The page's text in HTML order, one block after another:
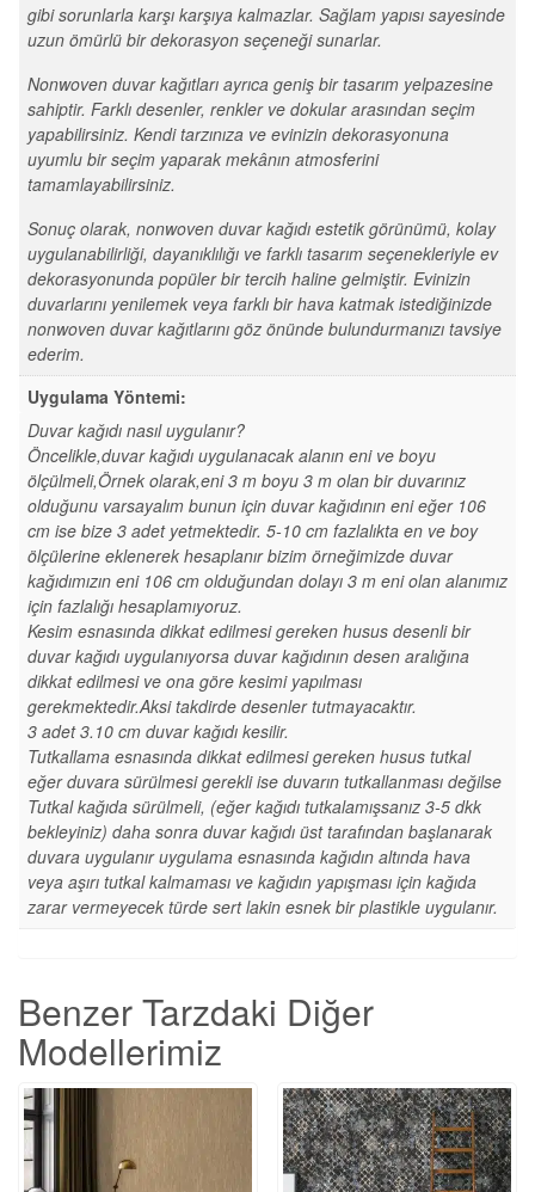
gibi sorunlarla karşı karşıya kalmazlar. Sağlam yapısı sayesinde
uzun ömürlü bir dekorasyon seçeneği sunarlar.
Nonwoven duvar kağıtları ayrıca geniş bir tasarım yelpazesine
sahiptir. Farklı desenler, renkler ve dokular arasından seçim
yapabilirsiniz. Kendi tarzınıza ve evinizin dekorasyonuna
uyumlu bir seçim yaparak mekânın atmosferini
tamamlayabilirsiniz.
Sonuç olarak, nonwoven duvar kağıdı estetik görünümü, kolay
uygulanabilirliği, dayanıklılığı ve farklı tasarım seçenekleriyle ev
dekorasyonunda popüler bir tercih haline gelmiştir. Evinizin
duvarlarını yenilemek veya farklı bir hava katmak istediğinizde
nonwoven duvar kağıtlarını göz önünde bulundurmanızı tavsiye
ederim.
Uygulama Yöntemi:
Duvar kağıdı nasıl uygulanır?
Öncelikle,duvar kağıdı uygulanacak alanın eni ve boyu
ölçülmeli,Örnek olarak,eni 3 m boyu 3 m olan bir duvarınız
olduğunu varsayalım bunun için duvar kağıdının eni eğer 106
cm ise bize 3 adet yetmektedir. 5-10 cm fazlalıkta en ve boy
ölçülerine eklenerek hesaplanır bizim örneğimizde duvar
kağıdımızın eni 106 cm olduğundan dolayı 3 m eni olan alanımız
için fazlalığı hesaplamıyoruz.
Kesim esnasında dikkat edilmesi gereken husus desenli bir
duvar kağıdı uygulanıyorsa duvar kağıdının desen aralığına
dikkat edilmesi ve ona göre kesimi yapılması
gerekmektedir.Aksi takdirde desenler tutmayacaktır.
3 adet 3.10 cm duvar kağıdı kesilir.
Tutkallama esnasında dikkat edilmesi gereken husus tutkal
eğer duvara sürülmesi gerekli ise duvarın tutkallanması değilse
Tutkal kağıda sürülmeli, (eğer kağıdı tutkalamışsanız 3-5 dkk
bekleyiniz) daha sonra duvar kağıdı üst tarafından başlanarak
duvara uygulanır uygulama esnasında kağıdın altında hava
veya aşırı tutkal kalmaması ve kağıdın yapışması için kağıda
zarar vermeyecek türde sert lakin esnek bir plastikle uygulanır.
Benzer Tarzdaki Diğer
Modellerimiz